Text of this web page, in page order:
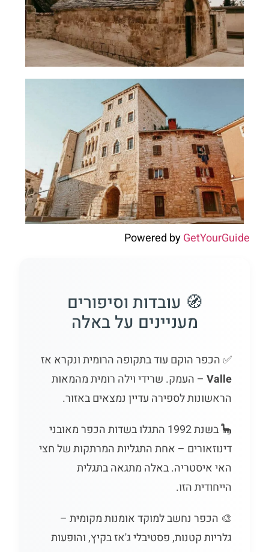
Powered byGetYourGuide
🧭 עובדות וסיפורים
מעניינים על באלה
✅ הכפר הוקם עוד בתקופה הרומית ונקרא אז
Valle – העמק. שרידי וילה רומית מהמאות
הראשונות לספירה עדיין נמצאים באזור.
🦕 בשנת 1992 התגלו בשדות הכפר מאובני
דינוזאורים – אחת התגליות המרתקות של חצי
האי איסטריה. באלה מתגאה בתגלית
הייחודית הזו.
🎨 הכפר נחשב למוקד אומנות מקומית –
גלריות קטנות, פסטיבלי ג'אז בקיץ, והופעות